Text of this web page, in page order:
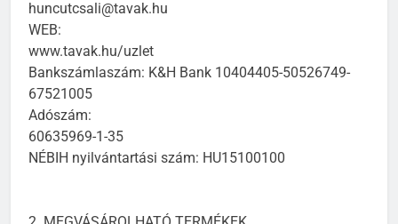
huncutcsali@tavak.hu
WEB:
www.tavak.hu/uzlet
Bankszámlaszám: K&H Bank 10404405-50526749-
67521005
Adószám:
60635969-1-35
NÉBIH nyilvántartási szám: HU15100100